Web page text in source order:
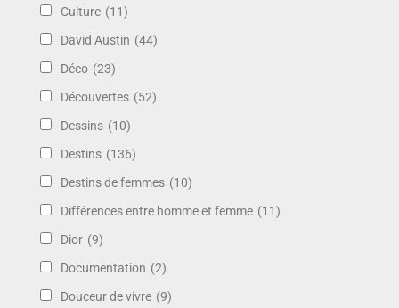
Culture (11)
David Austin (44)
Déco (23)
Découvertes (52)
Dessins (10)
Destins (136)
Destins de femmes (10)
Différences entre homme et femme (11)
Dior (9)
Documentation (2)
Douceur de vivre (9)